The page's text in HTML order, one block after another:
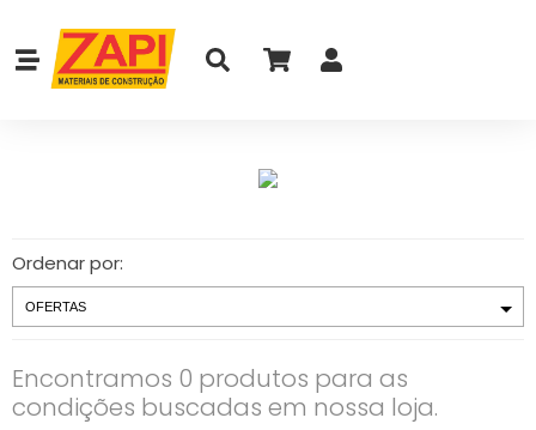
Ordenar por:
Encontramos 0 produtos para as
condições buscadas em nossa loja.